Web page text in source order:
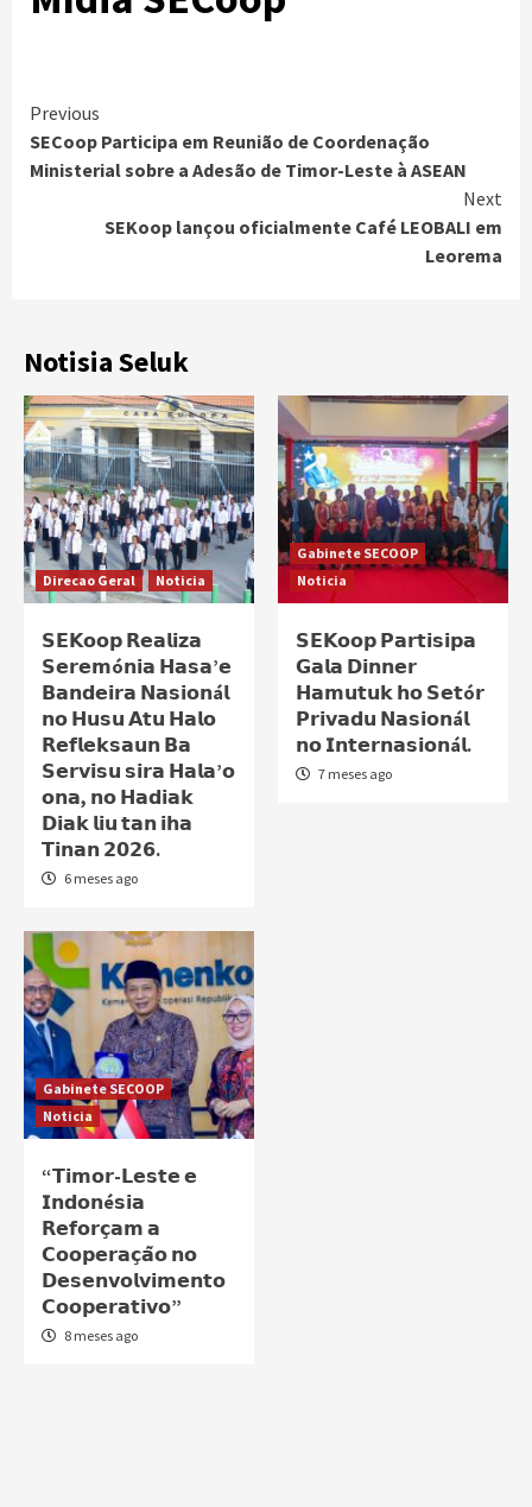
Continue
Reading
Previous
SECoop Participa em Reunião de Coordenação
Ministerial sobre a Adesão de Timor-Leste à ASEAN
Next
SEKoop lançou oficialmente Café LEOBALI em
Leorema
Notisia Seluk
Direcao Geral Noticia
𝗦𝗘𝗞𝗼𝗼𝗽 𝗥𝗲𝗮𝗹𝗶𝘇𝗮
𝗦𝗲𝗿𝗲𝗺ó𝗻𝗶𝗮 𝗛𝗮𝘀𝗮’𝗲
𝗕𝗮𝗻𝗱𝗲𝗶𝗿𝗮 𝗡𝗮𝘀𝗶𝗼𝗻á𝗹
𝗻𝗼 𝗛𝘂𝘀𝘂 𝗔𝘁𝘂 𝗛𝗮𝗹𝗼
𝗥𝗲𝗳𝗹𝗲𝗸𝘀𝗮𝘂𝗻 𝗕𝗮
𝗦𝗲𝗿𝘃𝗶𝘀𝘂 𝘀𝗶𝗿𝗮 𝗛𝗮𝗹𝗮’𝗼
𝗼𝗻𝗮, 𝗻𝗼 𝗛𝗮𝗱𝗶𝗮𝗸
𝗗𝗶𝗮𝗸 𝗹𝗶𝘂 𝘁𝗮𝗻 𝗶𝗵𝗮
𝗧𝗶𝗻𝗮𝗻 𝟮𝟬𝟮𝟲.
6 meses ago
Gabinete SECOOP
Noticia
𝗦𝗘𝗞𝗼𝗼𝗽 𝗣𝗮𝗿𝘁𝗶𝘀𝗶𝗽𝗮
𝗚𝗮𝗹𝗮 𝗗𝗶𝗻𝗻𝗲𝗿
𝗛𝗮𝗺𝘂𝘁𝘂𝗸 𝗵𝗼 𝗦𝗲𝘁ó𝗿
𝗣𝗿𝗶𝘃𝗮𝗱𝘂 𝗡𝗮𝘀𝗶𝗼𝗻á𝗹
𝗻𝗼 𝗜𝗻𝘁𝗲𝗿𝗻𝗮𝘀𝗶𝗼𝗻á𝗹.
7 meses ago
Gabinete SECOOP
Noticia
“𝗧𝗶𝗺𝗼𝗿-𝗟𝗲𝘀𝘁𝗲 𝗲
𝗜𝗻𝗱𝗼𝗻é𝘀𝗶𝗮
𝗥𝗲𝗳𝗼𝗿𝗰̧𝗮𝗺 𝗮
𝗖𝗼𝗼𝗽𝗲𝗿𝗮𝗰̧𝗮̃𝗼 𝗻𝗼
𝗗𝗲𝘀𝗲𝗻𝘃𝗼𝗹𝘃𝗶𝗺𝗲𝗻𝘁𝗼
𝗖𝗼𝗼𝗽𝗲𝗿𝗮𝘁𝗶𝘃𝗼”
8 meses ago